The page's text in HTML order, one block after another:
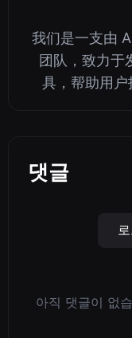
我们是一支由
团队，致力于
具，帮助用户
댓글
아직 댓글이 없